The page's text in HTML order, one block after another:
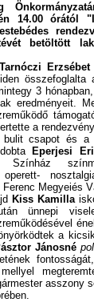
14.00 órától
betöltött
Erzsébet
3
eredményeit.
a
bulit csapot és a
Eperjesi
Színház
Megyeiés
Kiss Kamilla
ünnepi
a
Jánosné
asszony